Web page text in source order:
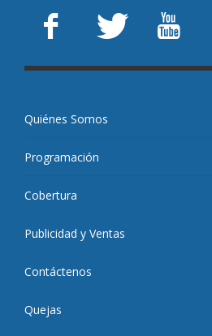
Quiénes Somos
Programación
Cobertura
Publicidad y Ventas
Contáctenos
Quejas